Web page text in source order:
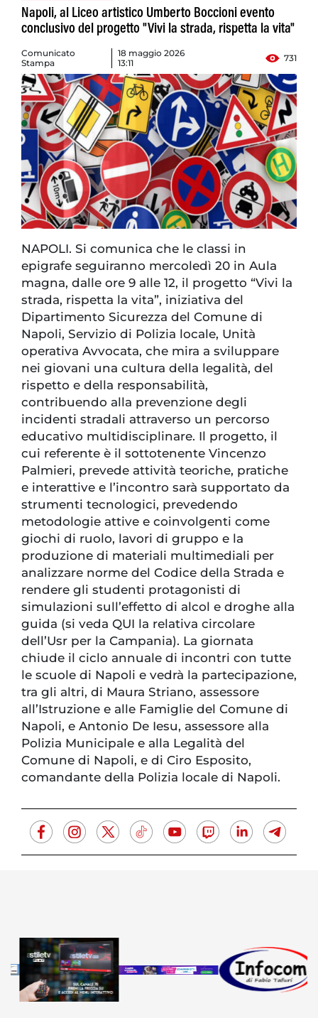
Napoli, al Liceo artistico Umberto Boccioni evento
conclusivo del progetto "Vivi la strada, rispetta la vita"
Comunicato
Stampa
18 maggio 2026
13:11
731
NAPOLI. Si comunica che le classi in
epigrafe seguiranno mercoledì 20 in Aula
magna, dalle ore 9 alle 12, il progetto “Vivi la
strada, rispetta la vita”, iniziativa del
Dipartimento Sicurezza del Comune di
Napoli, Servizio di Polizia locale, Unità
operativa Avvocata, che mira a sviluppare
nei giovani una cultura della legalità, del
rispetto e della responsabilità,
contribuendo alla prevenzione degli
incidenti stradali attraverso un percorso
educativo multidisciplinare. Il progetto, il
cui referente è il sottotenente Vincenzo
Palmieri, prevede attività teoriche, pratiche
e interattive e l’incontro sarà supportato da
strumenti tecnologici, prevedendo
metodologie attive e coinvolgenti come
giochi di ruolo, lavori di gruppo e la
produzione di materiali multimediali per
analizzare norme del Codice della Strada e
rendere gli studenti protagonisti di
simulazioni sull’effetto di alcol e droghe alla
guida (si veda QUI la relativa circolare
dell’Usr per la Campania). La giornata
chiude il ciclo annuale di incontri con tutte
le scuole di Napoli e vedrà la partecipazione,
tra gli altri, di Maura Striano, assessore
all’Istruzione e alle Famiglie del Comune di
Napoli, e Antonio De Iesu, assessore alla
Polizia Municipale e alla Legalità del
Comune di Napoli, e di Ciro Esposito,
comandante della Polizia locale di Napoli.